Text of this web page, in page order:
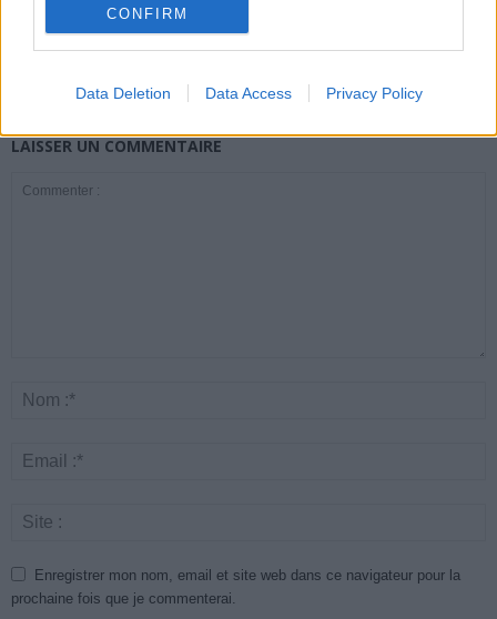
CONFIRM
Data Deletion Data Access Privacy Policy
Canicule : les conseils
cardiologues pour
éviter le danger
Éclipse du 12 août :
attention à la pénurie de
lunettes de sécurité
buccal
LAISSER UN COMMENTAIRE
Enregistrer mon nom, email et site web dans ce navigateur pour la
prochaine fois que je commenterai.